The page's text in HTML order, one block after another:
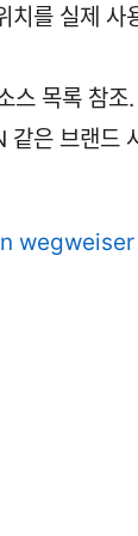
치를 실제 사
스 목록 참조
은 브랜드